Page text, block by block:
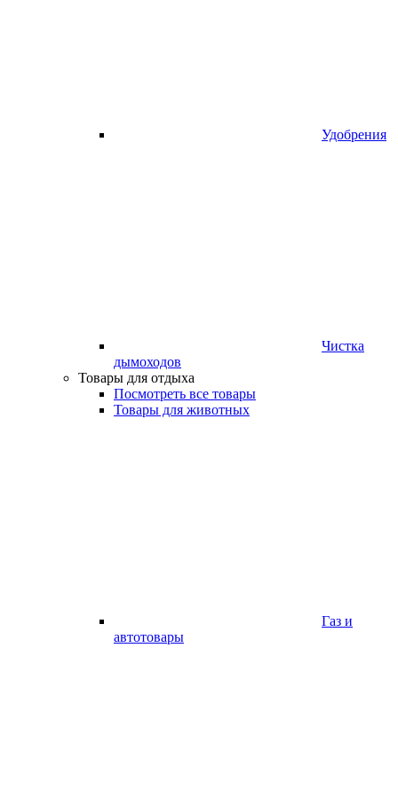
Удобрения
Чистка
дымоходов
Товары для отдыха
Посмотреть все товары
Товары для животных
Газ и
автотовары